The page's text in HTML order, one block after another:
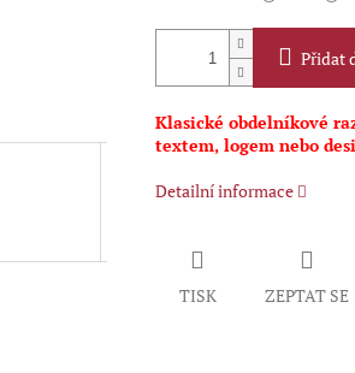
Přidat
Klasické obdelníkové
textem, logem nebo
Detailní informace
TISK ZEPTAT SE